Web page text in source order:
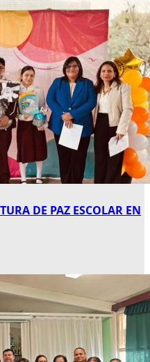
DE PAZ ESCOLAR EN